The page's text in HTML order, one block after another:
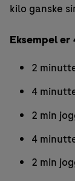
kilo ganske
Eksempel
2
4
2 min
4
2 min